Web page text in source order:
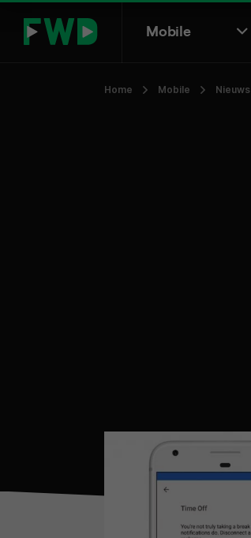
Mobile
Home Mobile Nieuws